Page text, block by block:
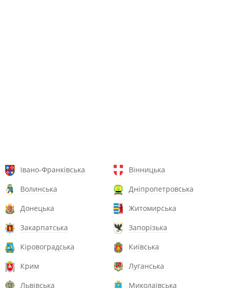
Івано-Франківська
Вінницька
Волинська
Дніпропетровська
Донецька
Житомирська
Закарпатська
Запорізька
Кіровоградська
Київська
Крим
Луганська
Львівська
Миколаївська